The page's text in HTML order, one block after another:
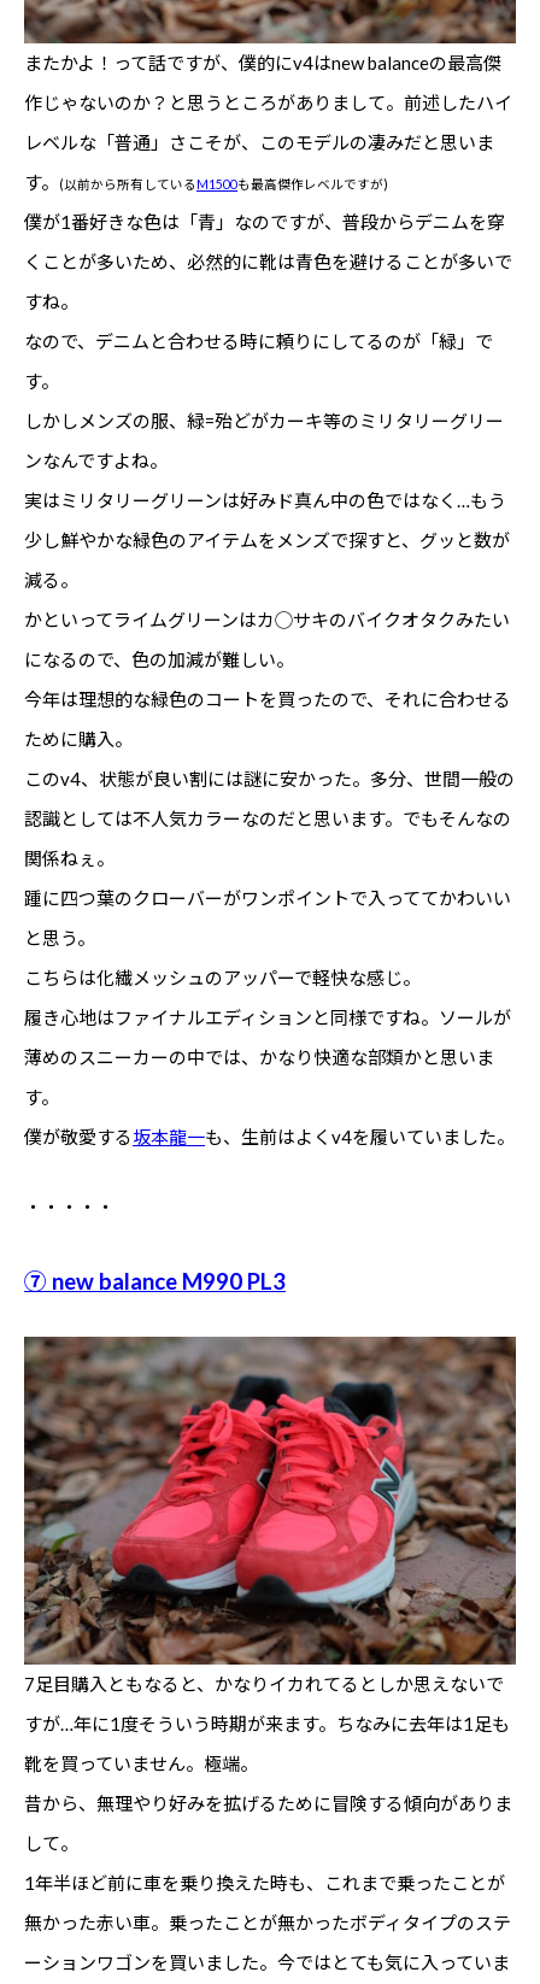
またかよ！って話ですが、僕的にv4はnew balanceの最高傑
作じゃないのか？と思うところがありまして。前述したハイ
レベルな「普通」さこそが、このモデルの凄みだと思いま
す。
(以前から所有している M1500も最高傑作レベルですが)
僕が1番好きな色は「青」なのですが、普段からデニムを穿
くことが多いため、必然的に靴は青色を避けることが多いで
すね。
なので、デニムと合わせる時に頼りにしてるのが「緑」で
す。
しかしメンズの服、緑=殆どがカーキ等のミリタリーグリー
ンなんですよね。
実はミリタリーグリーンは好みド真ん中の色ではなく…もう
少し鮮やかな緑色のアイテムをメンズで探すと、グッと数が
減る。
かといってライムグリーンはカ◯サキのバイクオタクみたい
になるので、色の加減が難しい。
今年は理想的な緑色のコートを買ったので、それに合わせる
ために購入。
このv4、状態が良い割には謎に安かった。多分、世間一般の
認識としては不人気カラーなのだと思います。でもそんなの
関係ねぇ。
踵に四つ葉のクローバーがワンポイントで入っててかわいい
と思う。
こちらは化繊メッシュのアッパーで軽快な感じ。
履き心地はファイナルエディションと同様ですね。ソールが
薄めのスニーカーの中では、かなり快適な部類かと思いま
す。
僕が敬愛する坂本龍一も、生前はよくv4を履いていました。
・・・・・
⑦ new balance M990 PL3
7足目購入ともなると、かなりイカれてるとしか思えないで
すが…年に1度そういう時期が来ます。ちなみに去年は1足も
靴を買っていません。極端。
昔から、無理やり好みを拡げるために冒険する傾向がありま
して。
1年半ほど前に車を乗り換えた時も、これまで乗ったことが
無かった赤い車。乗ったことが無かったボディタイプのステ
ーションワゴンを買いました。今ではとても気に入っていま